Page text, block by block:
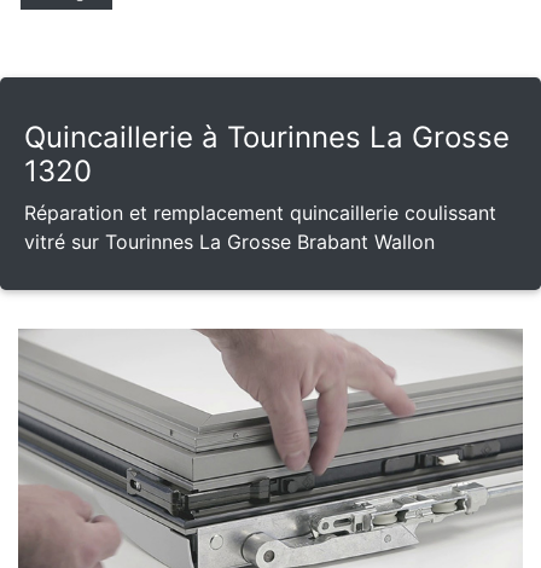
Quincaillerie à Tourinnes La Grosse
1320
Réparation et remplacement quincaillerie coulissant
vitré sur Tourinnes La Grosse Brabant Wallon